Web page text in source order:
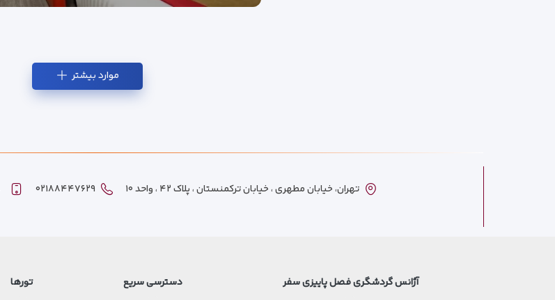
موارد بیشتر
تهران، خیابان مطهری ، خیابان ترکمنستان ، پلاک ۴۲ ، واحد ۱۰ ۰۲۱۸۸۴۴۷۶۲۹
آژانس گردشگری فصل پاییزی سفر دسترسی سریع تورها